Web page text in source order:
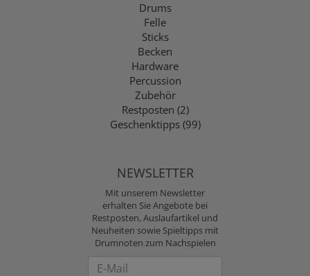
Drums
Felle
Sticks
Becken
Hardware
Percussion
Zubehör
Restposten (2)
Geschenktipps (99)
NEWSLETTER
Mit unserem Newsletter
erhalten Sie Angebote bei
Restposten, Auslaufartikel und
Neuheiten sowie Spieltipps mit
Drumnoten zum Nachspielen